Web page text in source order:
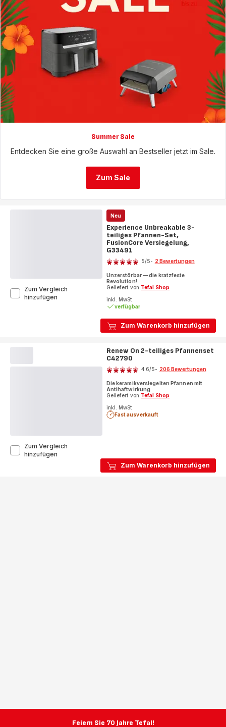
Summer Sale
Entdecken Sie eine große Auswahl an Bestseller jetzt im Sale.
Zum Sale
Zum Warenkorb hinzufügen
Neu
Experience Unbreakable 3-
teiliges Pfannen-Set,
FusionCore Versiegelung,
G33491
Bewertung
mit
5
Sternen
(Durchschnitt)
5/5- 2 Bewertungen
Unzerstörbar — die kratzfeste
Revolution!
Geliefert von Tefal Shop
inkl. MwSt
verfügbar
Zum Vergleich
hinzufügen
Zum Warenkorb hinzufügen
Renew On 2-teiliges Pfannenset
C42790
Bewertung
4.6/5- 206 Bewertungen
Die keramikversiegelten Pfannen mit
Antihaftwirkung
Geliefert von Tefal Shop
inkl. MwSt
Fast ausverkauft
Zum Vergleich
hinzufügen
Feiern Sie 70 Jahre Tefal!